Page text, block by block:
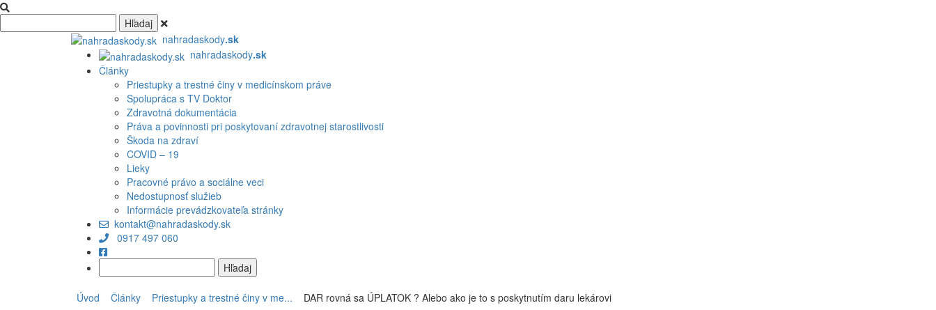
nahradaskody.sk
nahradaskody.sk
Články
Priestupky a trestné činy v medicínskom práve
Spolupráca s TV Doktor
Zdravotná dokumentácia
Práva a povinnosti pri poskytovaní zdravotnej starostlivosti
Škoda na zdraví
COVID – 19
Lieky
Pracovné právo a sociálne veci
Nedostupnosť služieb
Informácie prevádzkovateľa stránky
kontakt@nahradaskody.sk
0917 497 060
Úvod Články Priestupky a trestné činy v me...
DAR rovná sa ÚPLATOK ? Alebo ako je to s poskytnutím daru lekárovi